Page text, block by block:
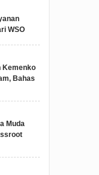
WSO
Kemenko
Bahas
Muda